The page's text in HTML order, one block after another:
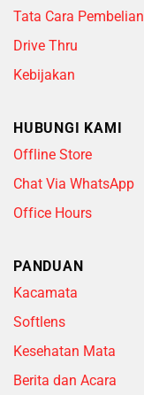
Tata Cara Pembelian
Drive Thru
Kebijakan
HUBUNGI KAMI
Offline Store
Chat Via WhatsApp
Office Hours
PANDUAN
Kacamata
Softlens
Kesehatan Mata
Berita dan Acara